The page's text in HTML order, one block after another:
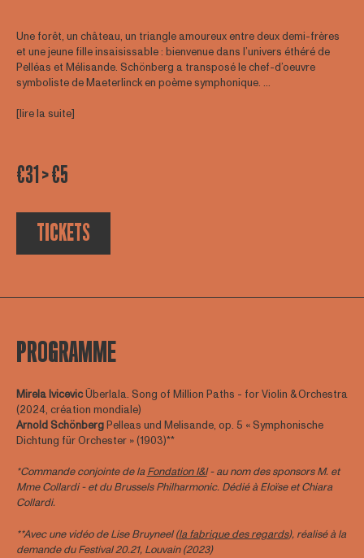
Une forêt, un château, un triangle amoureux entre deux demi-frères
et une jeune fille insaisissable : bienvenue dans l’univers éthéré de
Pelléas et Mélisande. Schönberg a transposé le chef-d’oeuvre
symboliste de Maeterlinck en poème symphonique. ...
[lire la suite]
€31 > €5
TICKETS
PROGRAMME
Mirela IvicevicÜberlala. Song of Million Paths - for Violin & Orchestra
(2024, création mondiale)
Arnold SchönbergPelleas und Melisande, op. 5 « Symphonische
Dichtung für Orchester » (1903)**
*Commande conjointe de la Fondation I&I- au nom des sponsors M. et
Mme Collardi - et du Brussels Philharmonic. Dédié à Eloïse et Chiara
Collardi.
**Avec une vidéo de Lise Bruyneel (la fabrique des regards), réalisé à la
demande du Festival 20.21, Louvain (2023)